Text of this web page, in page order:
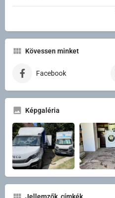
Kövessen minket
Facebook
Képgaléria